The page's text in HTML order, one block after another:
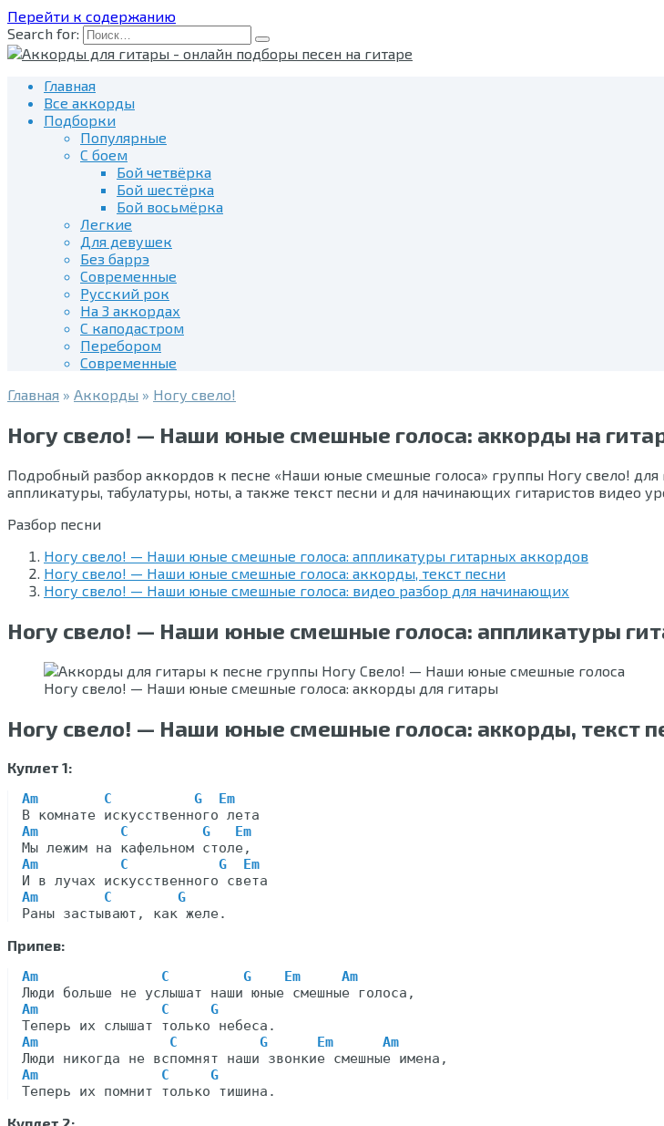
Перейти к содержанию
Search for:
Главная
Все аккорды
Подборки
Популярные
С боем
Бой четвёрка
Бой шестёрка
Бой восьмёрка
Легкие
Для девушек
Без баррэ
Современные
Русский рок
На 3 аккордах
С каподастром
Перебором
Современные
Главная » Аккорды » Ногу свело!
Ногу свело! — Наши юные смешные голоса: аккорды на
Подробный разбор аккордов к песне «Наши юные смешные голоса» группы Ногу свело! для
аппликатуры, табулатуры, ноты, а также текст песни и для начинающих гитаристов видео
Разбор песни
Ногу свело! — Наши юные смешные голоса: аппликатуры гитарных аккордов
Ногу свело! — Наши юные смешные голоса: аккорды, текст песни
Ногу свело! — Наши юные смешные голоса: видео разбор для начинающих
Ногу свело! — Наши юные смешные голоса: аппликатуры
Ногу свело! — Наши юные смешные голоса: аккорды для гитары
Ногу свело! — Наши юные смешные голоса: аккорды, текст
Куплет 1:
Am C G
Em
Am
C G
Em
Am
C G
Em
Am
C
G
Припев:
Am C G Em
Am
Am
C
G
Am
C G Em
Am
Am
C
G